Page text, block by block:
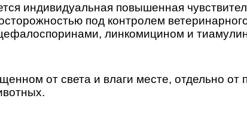
индивидуальная повышенная
под контролем
линкомицином и
от света и влаги месте, отдельно